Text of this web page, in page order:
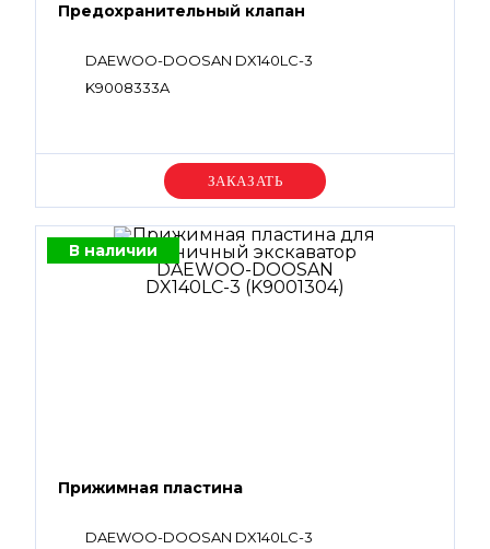
Предохранительный клапан
DAEWOO-DOOSAN DX140LC-3
K9008333A
Уточняйте цену
В наличии
Прижимная пластина
DAEWOO-DOOSAN DX140LC-3